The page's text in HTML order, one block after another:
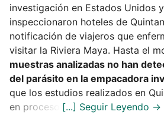
investigación en Estados Unidos
inspeccionaron hoteles de
notificación de viajeros que
visitar la Riviera Maya. Hasta el
muestras analizadas no han
del parásito en la empacadora
que los estudios realizados en
en proceso.